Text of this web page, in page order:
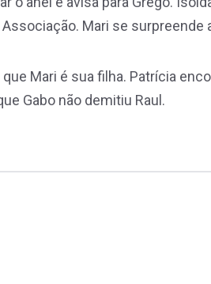
Mari se surpreende
Mari é sua filha. Patrícia
Gabo não demitiu Raul.